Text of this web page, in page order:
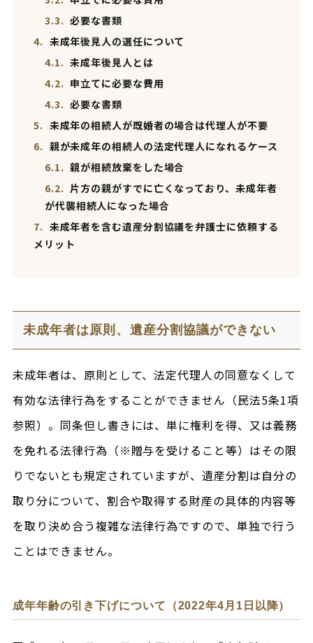
3.3. 必要な書類
4. 未成年後見人の選任について
4.1. 未成年後見人とは
4.2. 申立てに必要な費用
4.3. 必要な書類
5. 未成年の相続人が既婚者の場合は代理人が不要
6. 親が未成年の相続人の法定代理人になれるケース
6.1. 親が相続放棄をした場合
6.2. 片方の親がすでに亡くなっており、未成年者
が代襲相続人になった場合
7. 未成年者を含む遺産分割協議を弁護士に依頼する
メリット
未成年者は原則、遺産分割協議ができない
未成年者は、原則として、法定代理人の同意なくして
有効な法律行為をすることができません（民法5条1項
参照）。同条但し書きには、単に権利を得、又は義務
を免れる法律行為（※贈与を受けること等）はその限
りでないとも規定されていますが、遺産分割は自分の
取り分について、割合や取得する財産の具体的内容等
を取り決め合う複雑な法律行為ですので、単独で行う
ことはできません。
成年年齢の引き下げについて（2022年4月1日以降）